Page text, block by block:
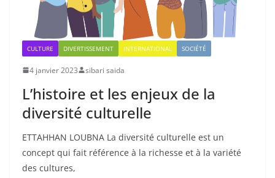
CULTURE DIVERTISSEMENT INTERNATIONAL SOCIÉTÉ
4 janvier 2023 sibari saida
L’histoire et les enjeux de la
diversité culturelle
ETTAHHAN LOUBNA La diversité culturelle est un
concept qui fait référence à la richesse et à la variété
des cultures,